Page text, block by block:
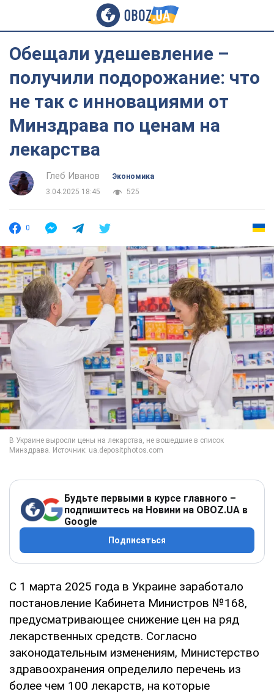
Обещали удешевление –
получили подорожание: что
не так с инновациями от
Минздрава по ценам на
лекарства
Глеб Иванов
Экономика
3.04.2025 18:45
525
0
Будьте первыми в курсе главного –
подпишитесь на Новини на OBOZ.UA в
Google
Подписаться
С 1 марта 2025 года в Украине заработало
постановление Кабинета Министров №168,
предусматривающее снижение цен на ряд
лекарственных средств. Согласно
законодательным изменениям, Министерство
здравоохранения определило перечень из
более чем 100 лекарств, на которые